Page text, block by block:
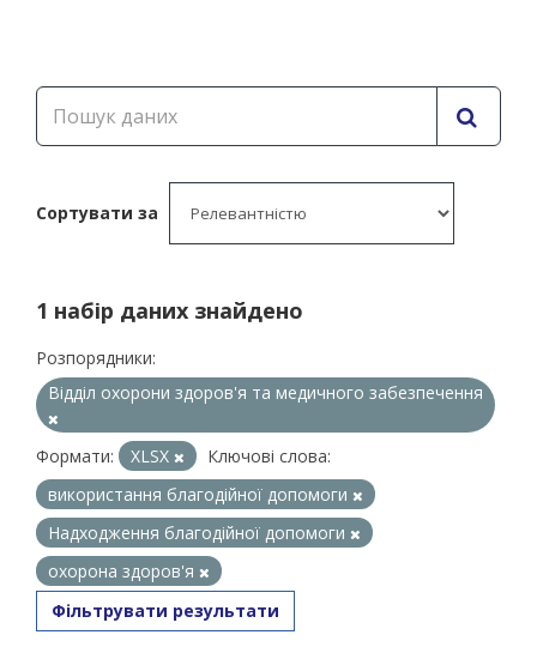
Сортувати за
1 набір даних знайдено
Розпорядники:
Відділ охорони здоров'я та медичного забезпечення
Формати: XLSX
Ключові слова:
використання благодійної допомоги
Надходження благодійної допомоги
охорона здоров'я
Фільтрувати результати